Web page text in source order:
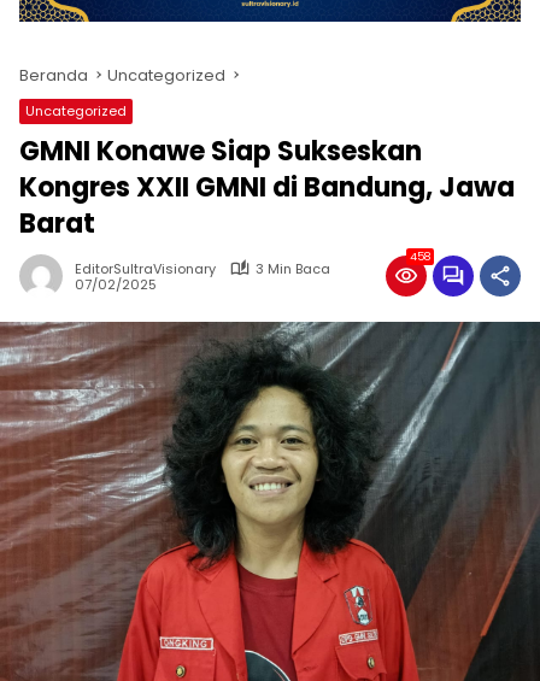
Beranda Uncategorized
Uncategorized
GMNI Konawe Siap Sukseskan
Kongres XXII GMNI di Bandung, Jawa
Barat
EditorSultraVisionary
3 Min Baca
07/02/2025
458